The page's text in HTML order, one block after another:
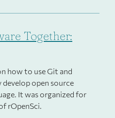
Together:
how to use Git and
open source
It was organized for
rOpenSci.